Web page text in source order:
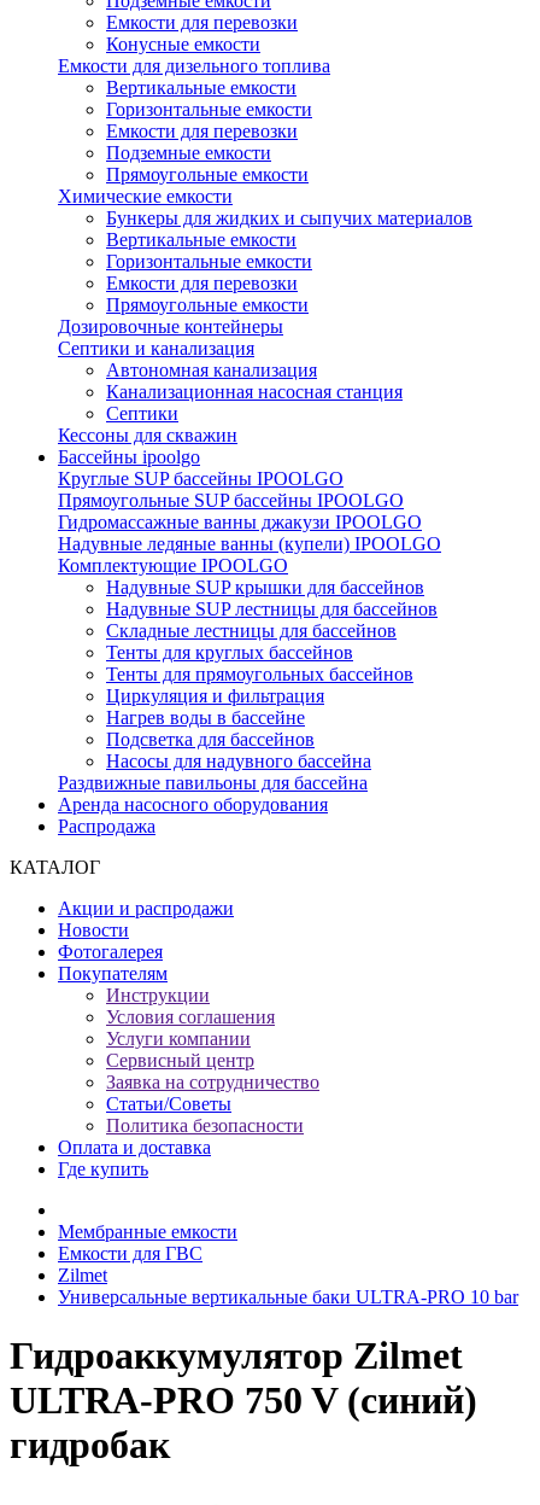
Емкости для перевозки
Конусные емкости
Емкости для дизельного топлива
Вертикальные емкости
Горизонтальные емкости
Емкости для перевозки
Подземные емкости
Прямоугольные емкости
Химические емкости
Бункеры для жидких и сыпучих материалов
Вертикальные емкости
Горизонтальные емкости
Емкости для перевозки
Прямоугольные емкости
Дозировочные контейнеры
Септики и канализация
Автономная канализация
Канализационная насосная станция
Септики
Кессоны для скважин
Бассейны ipoolgo
Круглые SUP бассейны IPOOLGO
Прямоугольные SUP бассейны IPOOLGO
Гидромассажные ванны джакузи IPOOLGO
Надувные ледяные ванны (купели) IPOOLGO
Комплектующие IPOOLGO
Надувные SUP крышки для бассейнов
Надувные SUP лестницы для бассейнов
Складные лестницы для бассейнов
Тенты для круглых бассейнов
Тенты для прямоугольных бассейнов
Циркуляция и фильтрация
Нагрев воды в бассейне
Подсветка для бассейнов
Насосы для надувного бассейна
Раздвижные павильоны для бассейна
Аренда насосного оборудования
Распродажа
КАТАЛОГ
Акции и распродажи
Новости
Фотогалерея
Покупателям
Инструкции
Условия соглашения
Услуги компании
Сервисный центр
Заявка на сотрудничество
Статьи/Советы
Политика безопасности
Оплата и доставка
Где купить
Мембранные емкости
Емкости для ГВС
Zilmet
Универсальные вертикальные баки ULTRA-PRO 10 bar
Гидроаккумулятор Zilmet
ULTRA-PRO 750 V (синий)
гидробак